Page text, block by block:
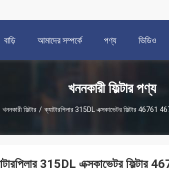
বাড়ি আমাদের সম্পর্কে পণ্য ভিডিও
খননকারী ফিল্টার পণ্য
খননকারী ফিল্টার / ক্যাটারপিলার 315DL এক্সকাভেটর ফিল্টার
315DL এক্সকাভেটর